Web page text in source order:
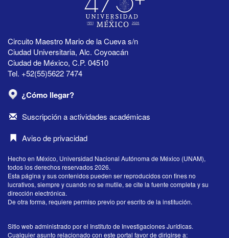
Circuito Maestro Mario de la Cueva s/n
Ciudad Universitaria, Alc. Coyoacán
Ciudad de México, C.P. 04510
Tel. +52(55)5622 7474
¿Cómo llegar?
Suscripción a actividades académicas
Aviso de privacidad
Hecho en México, Universidad Nacional Autónoma de México (UNAM),
todos los derechos reservados 2026.
Esta página y sus contenidos pueden ser reproducidos con fines no
lucrativos, siempre y cuando no se mutile, se cite la fuente completa y su
dirección electrónica.
De otra forma, requiere permiso previo por escrito de la institución.
Sitio web administrado por el Instituto de Investigaciones Jurídicas.
Cualquier asunto relacionado con este portal favor de dirigirse a: